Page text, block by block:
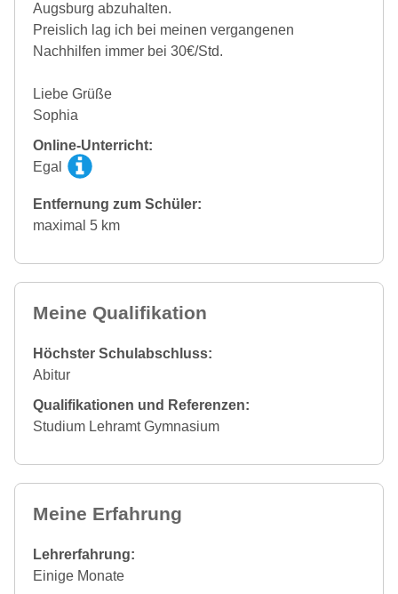
Augsburg abzuhalten.
Preislich lag ich bei meinen vergangenen
Nachhilfen immer bei 30€/Std.
Liebe Grüße
Sophia
Online-Unterricht:
Egal
Entfernung zum Schüler:
maximal 5 km
Meine Qualifikation
Höchster Schulabschluss:
Abitur
Qualifikationen und Referenzen:
Studium Lehramt Gymnasium
Meine Erfahrung
Lehrerfahrung:
Einige Monate